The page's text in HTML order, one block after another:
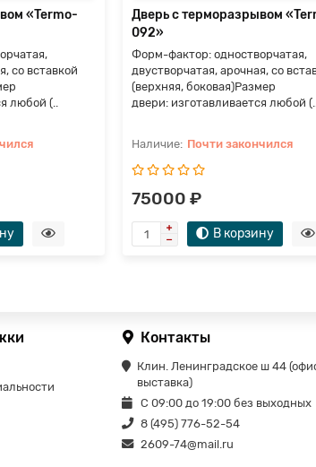
«Termo-
со вставкой
любой (..
Дверь с терморазрывом
092»
Форм-фактор: одностворчатая,
двустворчатая, арочная, со
(верхняя, боковая)Размер
двери: изготавливается любой
Почти закончился
75000 ₽
В корзину
Контакты
Клин. Ленинградское ш 44
выставка)
С 09:00 до 19:00 без выходных
8 (495) 776-52-54
2609-74@mail.ru